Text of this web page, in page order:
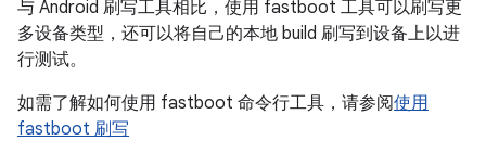
与 Android 刷写工具相比，使用 fastboot 工具可以刷写更
多设备类型，还可以将自己的本地 build 刷写到设备上以进
行测试。
如需了解如何使用 fastboot 命令行工具，请参阅使用
fastboot 刷写